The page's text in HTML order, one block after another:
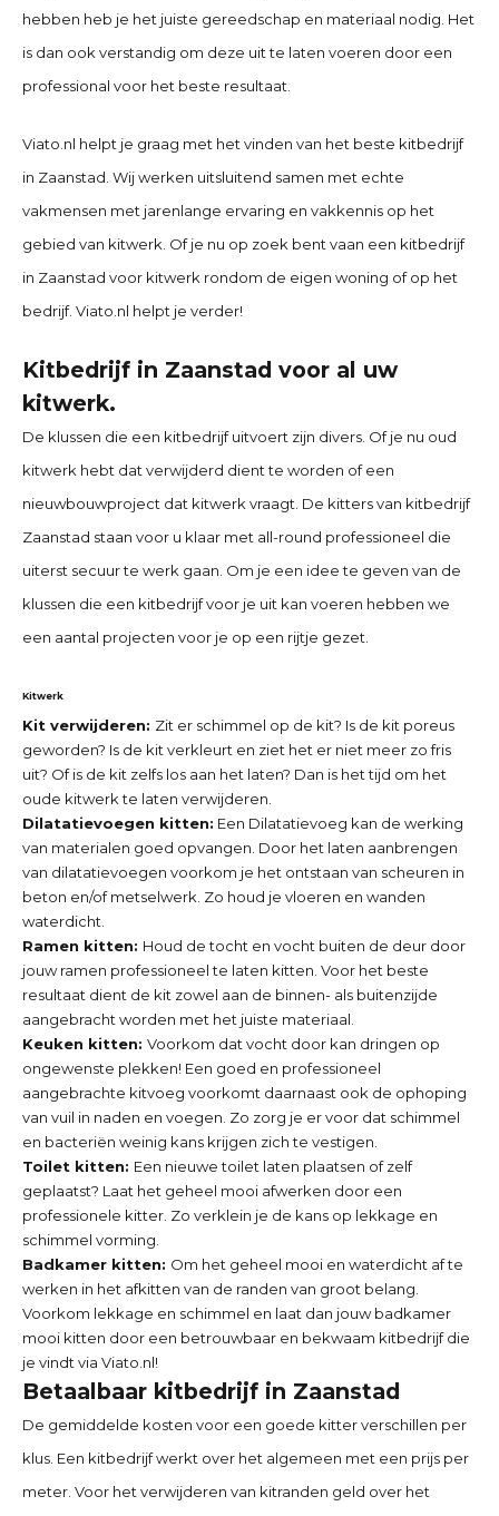
hebben heb je het juiste gereedschap en materiaal nodig. Het
is dan ook verstandig om deze uit te laten voeren door een
professional voor het beste resultaat.
Viato.nl helpt je graag met het vinden van het beste kitbedrijf
in Zaanstad. Wij werken uitsluitend samen met echte
vakmensen met jarenlange ervaring en vakkennis op het
gebied van kitwerk. Of je nu op zoek bent vaan een kitbedrijf
in Zaanstad voor kitwerk rondom de eigen woning of op het
bedrijf. Viato.nl helpt je verder!
Kitbedrijf in Zaanstad voor al uw
kitwerk.
De klussen die een kitbedrijf uitvoert zijn divers. Of je nu oud
kitwerk hebt dat verwijderd dient te worden of een
nieuwbouwproject dat kitwerk vraagt. De kitters van kitbedrijf
Zaanstad staan voor u klaar met all-round professioneel die
uiterst secuur te werk gaan. Om je een idee te geven van de
klussen die een kitbedrijf voor je uit kan voeren hebben we
een aantal projecten voor je op een rijtje gezet.
Kitwerk
Kit verwijderen: Zit er schimmel op de kit? Is de kit poreus
geworden? Is de kit verkleurt en ziet het er niet meer zo fris
uit? Of is de kit zelfs los aan het laten? Dan is het tijd om het
oude kitwerk te laten verwijderen.
Dilatatievoegen kitten: Een Dilatatievoeg kan de werking
van materialen goed opvangen. Door het laten aanbrengen
van dilatatievoegen voorkom je het ontstaan van scheuren in
beton en/of metselwerk. Zo houd je vloeren en wanden
waterdicht.
Ramen kitten: Houd de tocht en vocht buiten de deur door
jouw ramen professioneel te laten kitten. Voor het beste
resultaat dient de kit zowel aan de binnen- als buitenzijde
aangebracht worden met het juiste materiaal.
Keuken kitten: Voorkom dat vocht door kan dringen op
ongewenste plekken! Een goed en professioneel
aangebrachte kitvoeg voorkomt daarnaast ook de ophoping
van vuil in naden en voegen. Zo zorg je er voor dat schimmel
en bacteriën weinig kans krijgen zich te vestigen.
Toilet kitten: Een nieuwe toilet laten plaatsen of zelf
geplaatst? Laat het geheel mooi afwerken door een
professionele kitter. Zo verklein je de kans op lekkage en
schimmel vorming.
Badkamer kitten: Om het geheel mooi en waterdicht af te
werken in het afkitten van de randen van groot belang.
Voorkom lekkage en schimmel en laat dan jouw badkamer
mooi kitten door een betrouwbaar en bekwaam kitbedrijf die
je vindt via Viato.nl!
Betaalbaar kitbedrijf in Zaanstad
De gemiddelde kosten voor een goede kitter verschillen per
klus. Een kitbedrijf werkt over het algemeen met een prijs per
meter. Voor het verwijderen van kitranden geld over het